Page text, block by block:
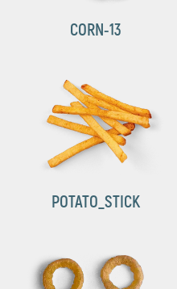
CORN-13
POTATO_STICK